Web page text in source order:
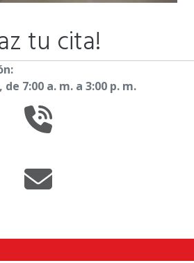
tu cita!
7:00 a. m. a 3:00 p. m.